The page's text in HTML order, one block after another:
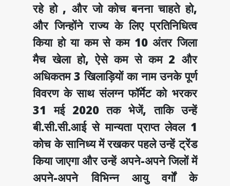
रहे हो , और जो कोच बनना चाहते हो,
और जिन्होंने राज्य के लिए प्रतिनिधित्व
किया हो या कम से कम 10 अंतर जिला
मैच खेला हो, ऐसे कम से कम 2 और
अधिकतम 3 खिलाड़ियों का नाम उनके पूर्ण
विवरण के साथ संलग्न फॉर्मेट को भरकर
31 मई 2020 तक भेजें, ताकि उन्हें
बी.सी.सी.आई से मान्यता प्राप्त लेवल 1
कोच के सानिध्य में रखकर पहले उन्हें ट्रेंड
किया जाएगा और उन्हें अपने-अपने जिलों में
अपने-अपने विभिन्न आयु वर्गों के